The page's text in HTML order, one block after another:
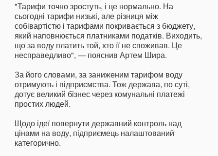
"Тарифи точно зростуть, і це нормально. На
сьогодні тарифи низькі, але різниця між
собівартістю і тарифами покривається з бюджету,
який наповнюється платниками податків. Виходить,
що за воду платить той, хто її не споживав. Це
несправедливо", — пояснив Артем Шира.
За його словами, за заниженим тарифом воду
отримують і підприємства. Тож держава, по суті,
дотує великий бізнес через комунальні платежі
простих людей.
Щодо ідеї повернути державний контроль над
цінами на воду, підприємець налаштований
категорично.